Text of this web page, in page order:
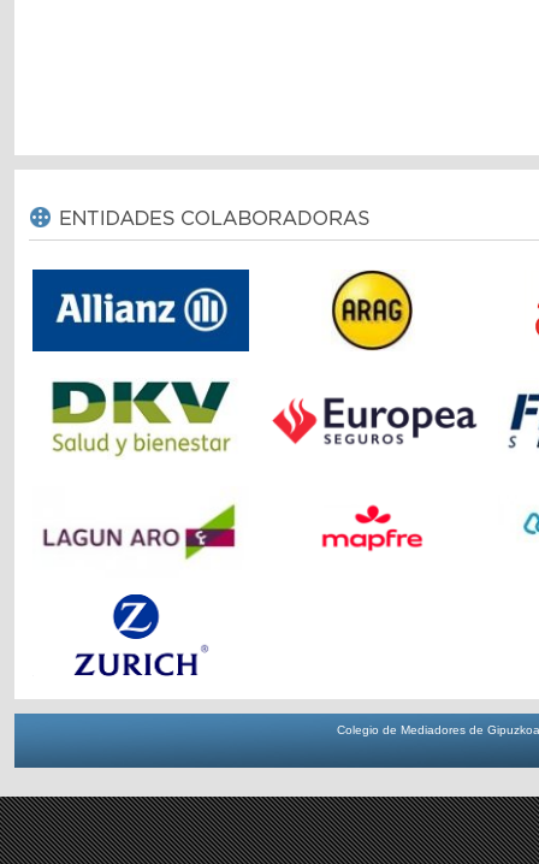
Colegio de Mediadores de